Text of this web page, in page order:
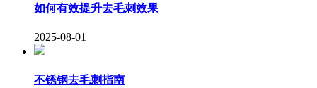
如何有效提升去毛刺效果
2025-08-01
不锈钢去毛刺指南